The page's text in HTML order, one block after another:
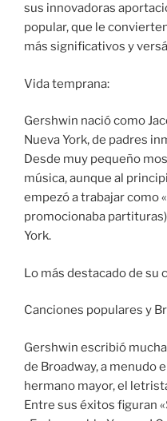
sus innovadoras
popular, que le
más significativos y
Vida temprana:
Gershwin nació como
Nueva York, de padres
Desde muy pequeño
música, aunque al
empezó a trabajar como
promocionaba
York.
Lo más destacado de su
Canciones populares y
Gershwin escribió
de Broadway, a menudo
hermano mayor, el
Entre sus éxitos figuran